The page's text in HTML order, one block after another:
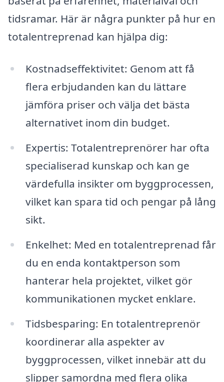
tidsramar. Här är några punkter på hur en
totalentreprenad kan hjälpa dig:
Kostnadseffektivitet: Genom att få
flera erbjudanden kan du lättare
jämföra priser och välja det bästa
alternativet inom din budget.
Expertis: Totalentreprenörer har ofta
specialiserad kunskap och kan ge
värdefulla insikter om byggprocessen,
vilket kan spara tid och pengar på lång
sikt.
Enkelhet: Med en totalentreprenad får
du en enda kontaktperson som
hanterar hela projektet, vilket gör
kommunikationen mycket enklare.
Tidsbesparing: En totalentreprenör
koordinerar alla aspekter av
byggprocessen, vilket innebär att du
slipper samordna med flera olika